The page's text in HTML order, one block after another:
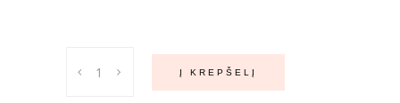
Eye
Į KREPŠELĮ